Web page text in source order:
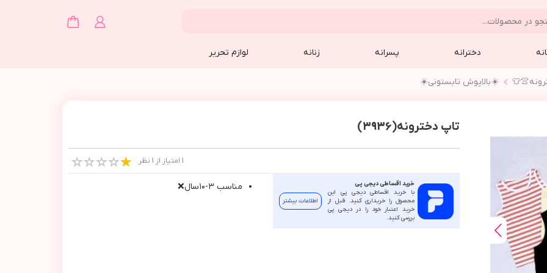
دخترانه پسرانه زنانه لوازم تحریر
☀️بالاپوش تابستوني☀️
تاپ دخترونه(3936)
1 امتیاز از 1 نظر
خرید اقساطی دیجی پی
با خرید اقساطی دیجی پی این
محصول را خریداری کنید. قبل از
خرید اعتبار خود را در دیجی پی
بررسی کنید.
اطلاعات بیشتر
مناسب ٣-١٠سال❌